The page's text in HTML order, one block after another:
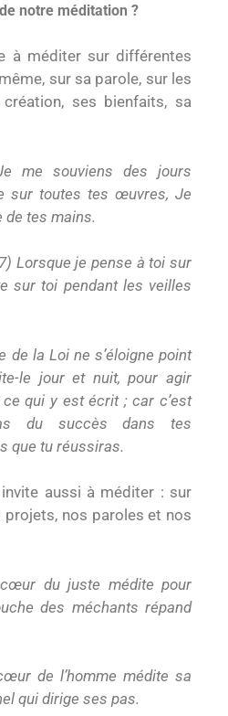
notre méditation ?
à méditer sur différentes
sur sa parole, sur les
ses bienfaits, sa
me souviens des jours
sur toutes tes œuvres, Je
de tes mains.
Lorsque je pense à toi sur
sur toi pendant les veilles
de la Loi ne s’éloigne point
le jour et nuit, pour agir
qui y est écrit ; car c’est
du succès dans tes
que tu réussiras.
aussi à méditer : sur
nos paroles et nos
du juste médite pour
des méchants répand
de l’homme médite sa
qui dirige ses pas.